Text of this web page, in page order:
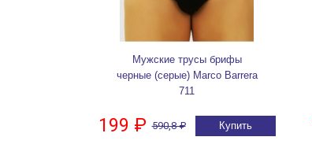
Мужские трусы брифы
черные (серые) Marco Barrera
711
199 ₽ 590,8 ₽ Купить